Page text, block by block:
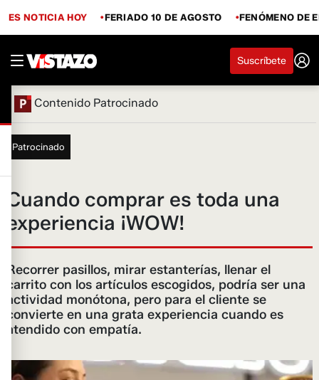
ES NOTICIA HOY FERIADO 10 DE AGOSTO FENÓMENO DE
Suscríbete
Contenido Patrocinado
Patrocinado
Cuando comprar es toda una
experiencia ¡WOW!
Recorrer pasillos, mirar estanterías, llenar el
carrito con los artículos escogidos, podría ser una
actividad monótona, pero para el cliente se
convierte en una grata experiencia cuando es
atendido con empatía.